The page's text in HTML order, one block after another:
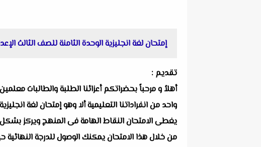
إمتحان لغة انجليزية الوحدة الثامنة للصف الثالث الإعدادى الترم الثانى
تقديم :
أهلاُ و مرحباً بحضراتكم أعزائنا الطلبة والطالبات
يغطى الامتحان النقاط الهامة فى المنهج ويركز بشكل
من خلال هذا الامتحان يمكنك الوصول للدرجة